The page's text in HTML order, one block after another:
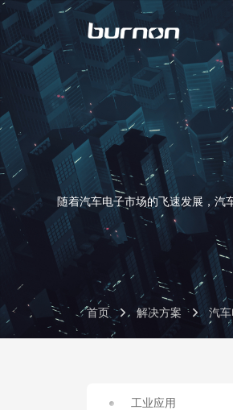
随着汽车电子市场的飞速发展，汽
首页 解决方案 汽
工业应用